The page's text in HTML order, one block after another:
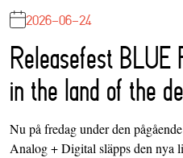
2026-06-24
Releasefest BLUE
in the land of the
Nu på fredag under den
Analog + Digital släpps den nya